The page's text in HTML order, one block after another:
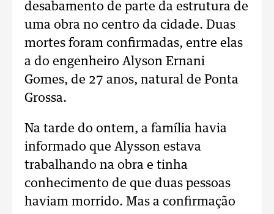
desabamento de parte da estrutura de
uma obra no centro da cidade. Duas
mortes foram confirmadas, entre elas
a do engenheiro Alyson Ernani
Gomes, de 27 anos, natural de Ponta
Grossa.
Na tarde do ontem, a família havia
informado que Alysson estava
trabalhando na obra e tinha
conhecimento de que duas pessoas
haviam morrido. Mas a confirmação